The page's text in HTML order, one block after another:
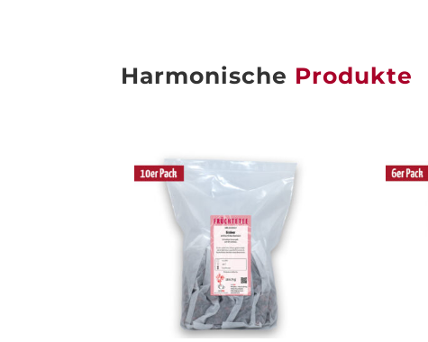
Harmonische Produkte